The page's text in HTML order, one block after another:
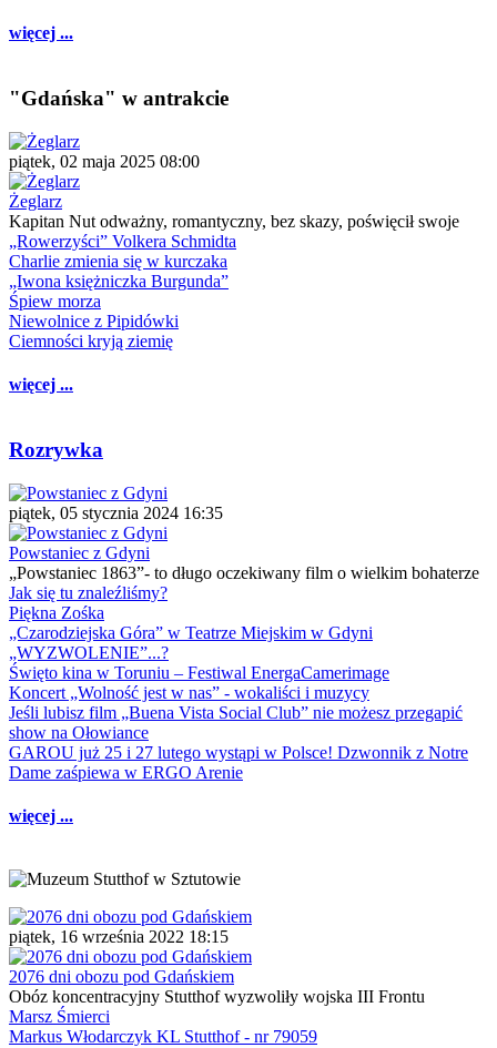
więcej ...
"Gdańska" w antrakcie
piątek, 02 maja 2025 08:00
Żeglarz
Kapitan Nut odważny, romantyczny, bez skazy, poświęcił swoje
„Rowerzyści” Volkera Schmidta
Charlie zmienia się w kurczaka
„Iwona księżniczka Burgunda”
Śpiew morza
Niewolnice z Pipidówki
Ciemności kryją ziemię
więcej ...
Rozrywka
piątek, 05 stycznia 2024 16:35
Powstaniec z Gdyni
„Powstaniec 1863”- to długo oczekiwany film o wielkim bohaterze
Jak się tu znaleźliśmy?
Piękna Zośka
„Czarodziejska Góra” w Teatrze Miejskim w Gdyni
„WYZWOLENIE”...?
Święto kina w Toruniu – Festiwal EnergaCamerimage
Koncert „Wolność jest w nas” - wokaliści i muzycy
Jeśli lubisz film „Buena Vista Social Club” nie możesz przegapić
show na Ołowiance
GAROU już 25 i 27 lutego wystąpi w Polsce! Dzwonnik z Notre
Dame zaśpiewa w ERGO Arenie
więcej ...
piątek, 16 września 2022 18:15
2076 dni obozu pod Gdańskiem
Obóz koncentracyjny Stutthof wyzwoliły wojska III Frontu
Marsz Śmierci
Markus Włodarczyk KL Stutthof - nr 79059